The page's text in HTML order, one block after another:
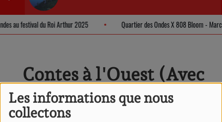
Les informations que nous
collectons
au festival du Roi Arthur 2025 Quartier des Ondes X 808 Bloom -
Contes à l'Ouest (Avec
les tisseurs de contes)